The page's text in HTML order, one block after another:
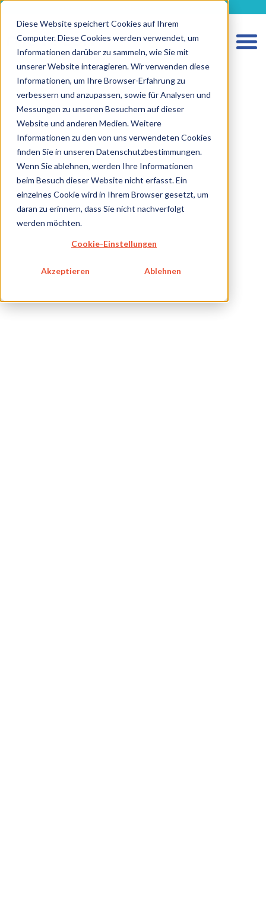
Diese Website speichert Cookies auf Ihrem
Computer. Diese Cookies werden verwendet, um
Informationen darüber zu sammeln, wie Sie mit
unserer Website interagieren. Wir verwenden diese
Informationen, um Ihre Browser-Erfahrung zu
verbessern und anzupassen, sowie für Analysen und
Messungen zu unseren Besuchern auf dieser
Website und anderen Medien. Weitere
Informationen zu den von uns verwendeten Cookies
finden Sie in unseren Datenschutzbestimmungen.
Wenn Sie ablehnen, werden Ihre Informationen
beim Besuch dieser Website nicht erfasst. Ein
einzelnes Cookie wird in Ihrem Browser gesetzt, um
daran zu erinnern, dass Sie nicht nachverfolgt
werden möchten.
Cookie-Einstellungen
Akzeptieren Ablehnen
HOME
LEISTUNGEN MEDIZINPRODUKTE
LEISTUNGEN IVD
ZUKUNFTSSTARKE LÖSUNGEN
KARRIERE
BLOG